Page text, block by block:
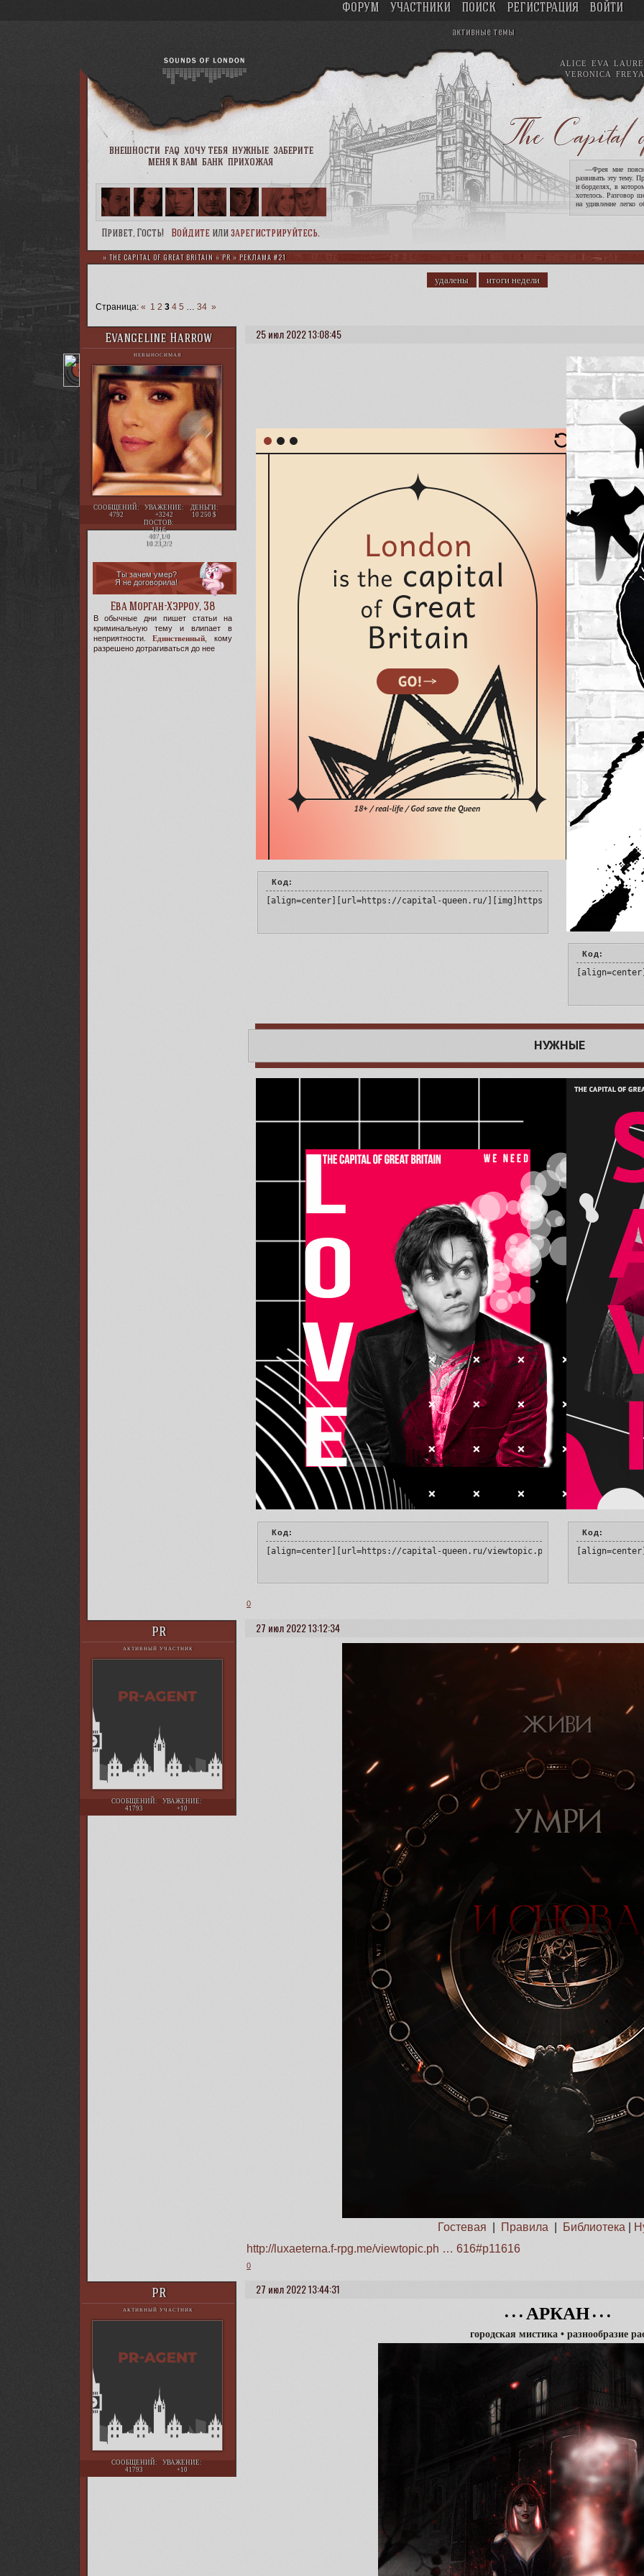
ALICE EVA
VERONICA
FREYA
—Фрея мне
развивать эту тему.
и борделях, в
хотелось. Разговор
на удивление легко
внешности faq хочу тебя нужные заберите
меня к вам банк прихожая
ФОРУМ УЧАСТНИКИ ПОИСК РЕГИСТРАЦИЯ ВОЙТИ
активные темы
удалены итоги недели
Привет, Гость! Войдите или зарегистрируйтесь.
» THE CAPITAL OF GREAT BRITAIN »PR » РЕКЛАМА #21
Страница:« 1 2 3 4 5 34 »
25 июл 2022 13:08:45
Evangeline Harrow
НЕВЫНОСИМАЯ
СООБЩЕНИЙ:
4792
УВАЖЕНИЕ:
+3242
ДЕНЬГИ:
10 250
ПОСТОВ:
1816
407,1/0
10.23,2/2
Ты зачем умер?
Я не договорила!
Ева Морган-Хэрроу, 38
В обычные дни пишет статьи на
криминальную тему и влипает в
неприятности. Единственный , кому
разрешено дотрагиваться до нее
Код:
[align=center][url=https://capital-queen.ru/][img]https://i.imgur.com/
Код:
НУЖНЫЕ
Код:
[align=center][url=https://capital-queen.ru/
Код:
0
27 июл 2022 13:12:34
PR
АКТИВНЫЙ УЧАСТНИК
СООБЩЕНИЙ:
41793
УВАЖЕНИЕ:
+10
Гостевая Правила Библиотека
http://luxaeterna.f-rpg.me/viewtopic.ph … 616#p11616
0
27 июл 2022 13:44:31
PR
АКТИВНЫЙ УЧАСТНИК
СООБЩЕНИЙ:
41793
УВАЖЕНИЕ:
+10
• • • АРКАН • • •
городская мистика • разнообразие